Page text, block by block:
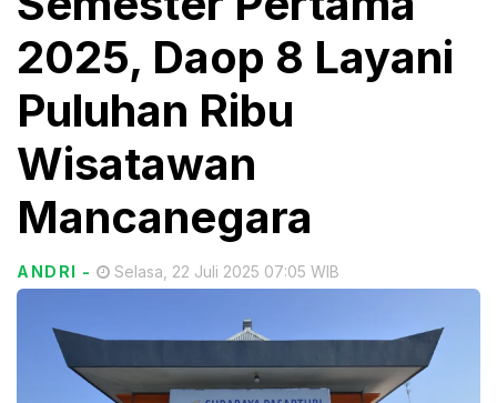
2025, Daop 8 Layani
Puluhan Ribu
Wisatawan
Mancanegara
ANDRI - Selasa, 22 Juli 2025 07:05 WIB